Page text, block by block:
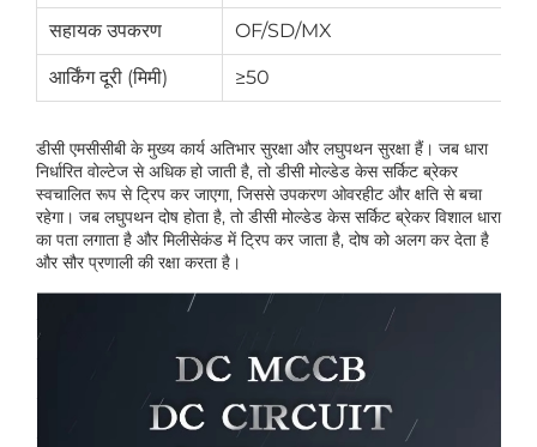
सहायक उपकरण OF/SD/MX
आर्किंग दूरी (मिमी) ≥50
डीसी एमसीसीबी के मुख्य कार्य अतिभार सुरक्षा और लघुपथन सुरक्षा हैं। जब धारा
निर्धारित वोल्टेज से अधिक हो जाती है, तो डीसी मोल्डेड केस सर्किट ब्रेकर
स्वचालित रूप से ट्रिप कर जाएगा, जिससे उपकरण ओवरहीट और क्षति से बचा
रहेगा। जब लघुपथन दोष होता है, तो डीसी मोल्डेड केस सर्किट ब्रेकर विशाल धारा
का पता लगाता है और मिलीसेकंड में ट्रिप कर जाता है, दोष को अलग कर देता है
और सौर प्रणाली की रक्षा करता है।